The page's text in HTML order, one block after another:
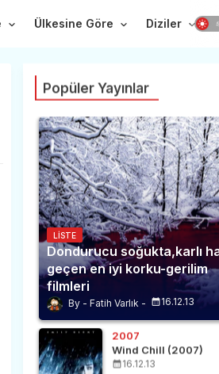
Ülkesine Göre Diziler
Popüler Yayınlar
LISTE
Dondurucu soğukta,karlı
geçen en iyi korku-gerilim
filmleri
Fatih Varlık 16.12.13
2007
Wind Chill (2007)
16.12.13